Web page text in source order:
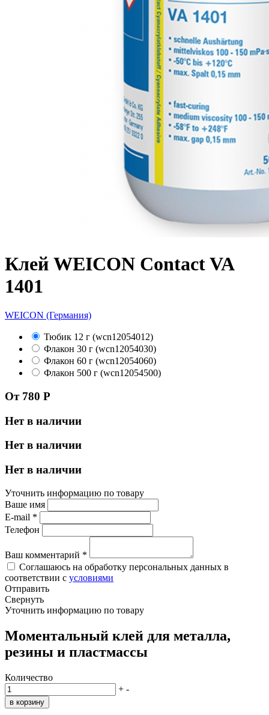
Клей WEICON Contact VA
1401
WEICON (Германия)
Тюбик 12 г (wcn12054012)
Флакон 30 г (wcn12054030)
Флакон 60 г (wcn12054060)
Флакон 500 г (wcn12054500)
От 780 Р
Нет в наличии
Нет в наличии
Нет в наличии
Уточнить информацию по товару
Ваше имя
E-mail *
Телефон
Ваш комментарий *
Соглашаюсь на обработку персональных данных в
соответствии с условиями
Отправить
Свернуть
Уточнить информацию по товару
Моментальный клей для металла,
резины и пластмассы
Количество
+ -
в корзину